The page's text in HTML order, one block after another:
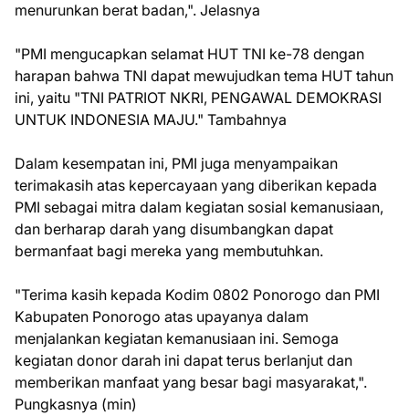
menurunkan berat badan,". Jelasnya
"PMI mengucapkan selamat HUT TNI ke-78 dengan
harapan bahwa TNI dapat mewujudkan tema HUT tahun
ini, yaitu "TNI PATRIOT NKRI, PENGAWAL DEMOKRASI
UNTUK INDONESIA MAJU." Tambahnya
Dalam kesempatan ini, PMI juga menyampaikan
terimakasih atas kepercayaan yang diberikan kepada
PMI sebagai mitra dalam kegiatan sosial kemanusiaan,
dan berharap darah yang disumbangkan dapat
bermanfaat bagi mereka yang membutuhkan.
"Terima kasih kepada Kodim 0802 Ponorogo dan PMI
Kabupaten Ponorogo atas upayanya dalam
menjalankan kegiatan kemanusiaan ini. Semoga
kegiatan donor darah ini dapat terus berlanjut dan
memberikan manfaat yang besar bagi masyarakat,".
Pungkasnya (min)